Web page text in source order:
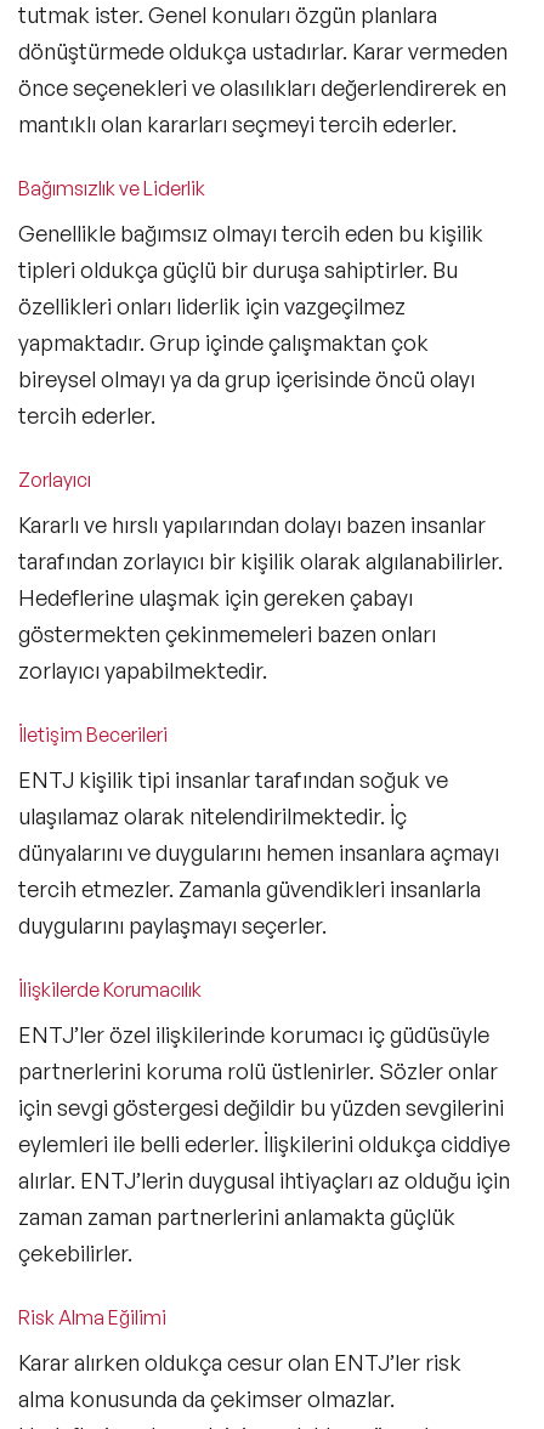
tutmak ister. Genel konuları özgün planlara
dönüştürmede oldukça ustadırlar. Karar vermeden
önce seçenekleri ve olasılıkları değerlendirerek en
mantıklı olan kararları seçmeyi tercih ederler.
Bağımsızlık ve Liderlik
Genellikle bağımsız olmayı tercih eden bu kişilik
tipleri oldukça güçlü bir duruşa sahiptirler. Bu
özellikleri onları liderlik için vazgeçilmez
yapmaktadır. Grup içinde çalışmaktan çok
bireysel olmayı ya da grup içerisinde öncü olayı
tercih ederler.
Zorlayıcı
Kararlı ve hırslı yapılarından dolayı bazen insanlar
tarafından zorlayıcı bir kişilik olarak algılanabilirler.
Hedeflerine ulaşmak için gereken çabayı
göstermekten çekinmemeleri bazen onları
zorlayıcı yapabilmektedir.
İletişim Becerileri
ENTJ kişilik tipi insanlar tarafından soğuk ve
ulaşılamaz olarak nitelendirilmektedir. İç
dünyalarını ve duygularını hemen insanlara açmayı
tercih etmezler. Zamanla güvendikleri insanlarla
duygularını paylaşmayı seçerler.
İlişkilerde Korumacılık
ENTJ’ler özel ilişkilerinde korumacı iç güdüsüyle
partnerlerini koruma rolü üstlenirler. Sözler onlar
için sevgi göstergesi değildir bu yüzden sevgilerini
eylemleri ile belli ederler. İlişkilerini oldukça ciddiye
alırlar. ENTJ’lerin duygusal ihtiyaçları az olduğu için
zaman zaman partnerlerini anlamakta güçlük
çekebilirler.
Risk Alma Eğilimi
Karar alırken oldukça cesur olan ENTJ’ler risk
alma konusunda da çekimser olmazlar.